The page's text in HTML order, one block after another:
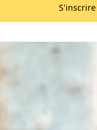
S'inscrire